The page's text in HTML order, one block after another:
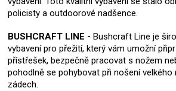
policisty a outdoorové nadšence.
BUSHCRAFT LINE - Bushcraft Line je
vybavení pro přežití, který vám umožní
přístřešek, bezpečně pracovat s nožem
pohodlně se pohybovat při nošení velkého
zádech.